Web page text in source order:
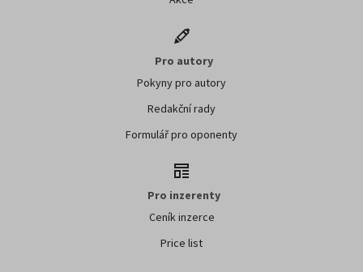
Pro autory
Pokyny pro autory
Redakční rady
Formulář pro oponenty
Pro inzerenty
Ceník inzerce
Price list